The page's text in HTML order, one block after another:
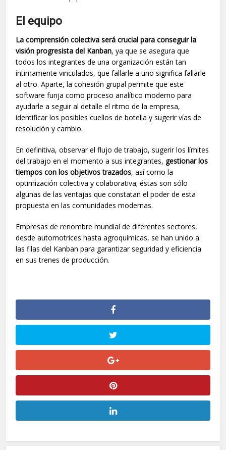
El equipo
La comprensión colectiva será crucial para conseguir la
visión progresista del Kanban, ya que se asegura que
todos los integrantes de una organización están tan
íntimamente vinculados, que fallarle a uno significa fallarle
al otro. Aparte, la cohesión grupal permite que este
software funja como proceso analítico moderno para
ayudarle a seguir al detalle el ritmo de la empresa,
identificar los posibles cuellos de botella y sugerir vías de
resolución y cambio.
En definitiva, observar el flujo de trabajo, sugerir los límites
del trabajo en el momento a sus integrantes, gestionar los
tiempos con los objetivos trazados, así como la
optimización colectiva y colaborativa; éstas son sólo
algunas de las ventajas que constatan el poder de esta
propuesta en las comunidades modernas.
Empresas de renombre mundial de diferentes sectores,
desde automotrices hasta agroquímicas, se han unido a
las filas del Kanban para garantizar seguridad y eficiencia
en sus trenes de producción.